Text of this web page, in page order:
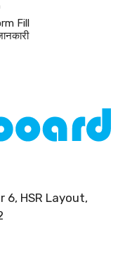
Fill
6, HSR Layout,